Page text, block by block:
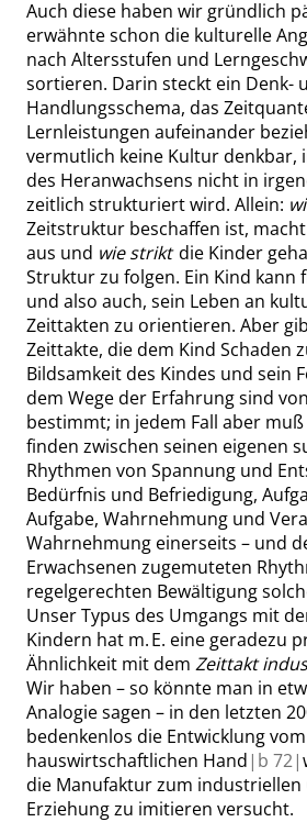
Auch diese haben wir gründlich
erwähnte schon die kulturelle
nach Altersstufen und
sortieren. Darin steckt ein Denk-
Handlungsschema, das
Lernleistungen aufeinander
vermutlich keine Kultur denkbar,
des Heranwachsens nicht in
zeitlich strukturiert wird. Allein:
Zeitstruktur beschaffen ist,
aus und wie striktdie Kinder
Struktur zu folgen. Ein Kind kann
und also auch, sein Leben an
Zeittakten zu orientieren. Aber
Zeittakte, die dem Kind Schaden
Bildsamkeit des Kindes und sein
dem Wege der Erfahrung sind
bestimmt; in jedem Fall aber muß
finden zwischen seinen eigenen
Rhythmen von Spannung und
Bedürfnis und Befriedigung,
Aufgabe, Wahrnehmung und
Wahrnehmung einerseits – und
Erwachsenen zugemuteten
regelgerechten Bewältigung
Unser Typus des Umgangs mit
Kindern hat m. E. eine geradezu
Ähnlichkeit mit dem Zeittakt
Wir haben – so könnte man in
Analogie sagen – in den letzten
bedenkenlos die Entwicklung vom
hauswirtschaftlichen Hand | b 72|
die Manufaktur zum
Erziehung zu imitieren versucht.